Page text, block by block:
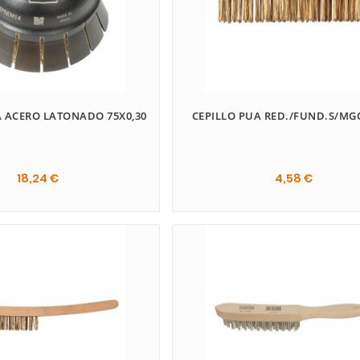
ACERO LATONADO 75X0,30
18,24 €
CEPILLO PUA RED./FUND.S/
4,58 €